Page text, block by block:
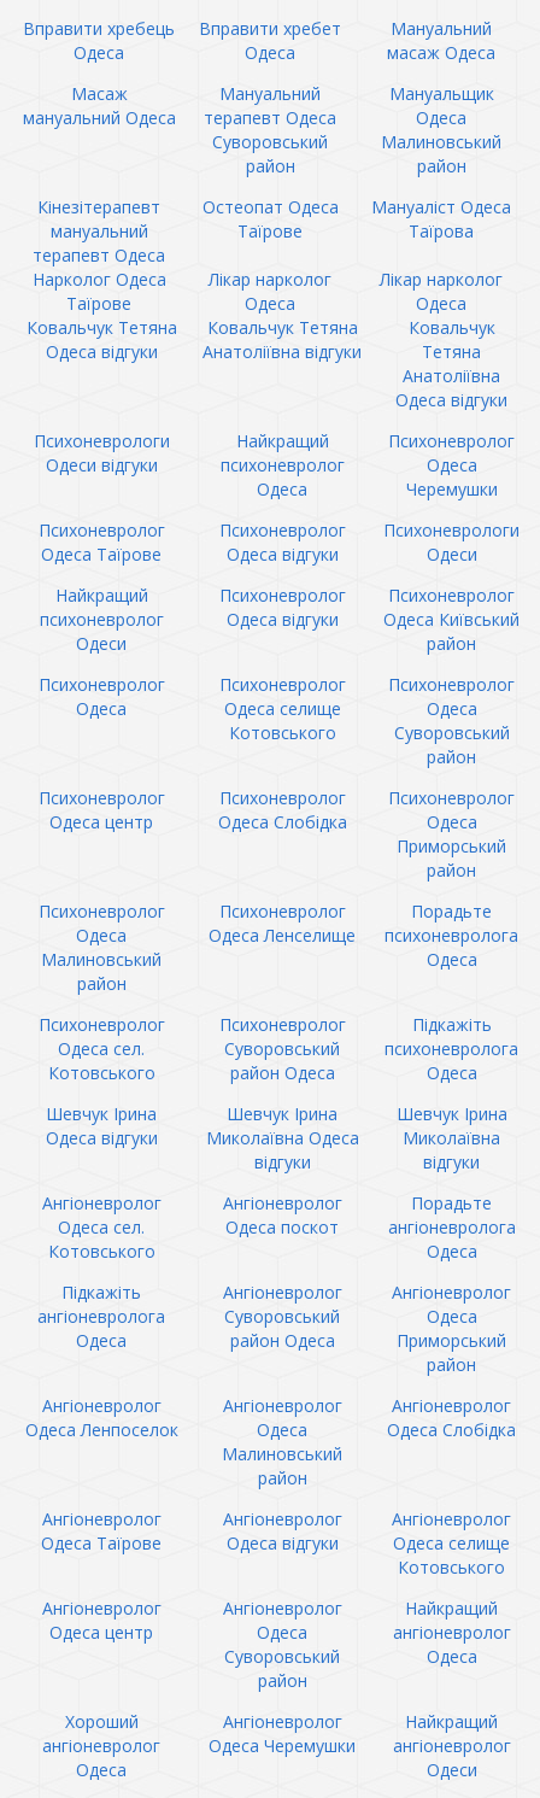
Вправити хребець
Одеса
Вправити хребет
Одеса
Мануальний
масаж Одеса
Масаж
мануальний Одеса
Мануальний
терапевт Одеса
Суворовський
район
Мануальщик
Одеса
Малиновський
район
Кінезітерапевт
мануальний
терапевт Одеса
Остеопат Одеса
Таїрове
Мануаліст Одеса
Таїрова
Нарколог Одеса
Таїрове
Лікар нарколог
Одеса
Лікар нарколог
Одеса
Ковальчук Тетяна
Одеса відгуки
Ковальчук Тетяна
Анатоліївна відгуки
Ковальчук
Тетяна
Анатоліївна
Одеса відгуки
Психоневрологи
Одеси відгуки
Найкращий
психоневролог
Одеса
Психоневролог
Одеса
Черемушки
Психоневролог
Одеса Таїрове
Психоневролог
Одеса відгуки
Психоневрологи
Одеси
Найкращий
психоневролог
Одеси
Психоневролог
Одеса відгуки
Психоневролог
Одеса Київський
район
Психоневролог
Одеса
Психоневролог
Одеса селище
Котовського
Психоневролог
Одеса
Суворовський
район
Психоневролог
Одеса центр
Психоневролог
Одеса Слобідка
Психоневролог
Одеса
Приморський
район
Психоневролог
Одеса
Малиновський
район
Психоневролог
Одеса Ленселище
Порадьте
психоневролога
Одеса
Психоневролог
Одеса сел.
Котовського
Психоневролог
Суворовський
район Одеса
Підкажіть
психоневролога
Одеса
Шевчук Ірина
Одеса відгуки
Шевчук Ірина
Миколаївна Одеса
відгуки
Шевчук Ірина
Миколаївна
відгуки
Ангіоневролог
Одеса сел.
Котовського
Ангіоневролог
Одеса поскот
Порадьте
ангіоневролога
Одеса
Підкажіть
ангіоневролога
Одеса
Ангіоневролог
Суворовський
район Одеса
Ангіоневролог
Одеса
Приморський
район
Ангіоневролог
Одеса Ленпоселок
Ангіоневролог
Одеса
Малиновський
район
Ангіоневролог
Одеса Слобідка
Ангіоневролог
Одеса Таїрове
Ангіоневролог
Одеса відгуки
Ангіоневролог
Одеса селище
Котовського
Ангіоневролог
Одеса центр
Ангіоневролог
Одеса
Суворовський
район
Найкращий
ангіоневролог
Одеса
Хороший
ангіоневролог
Одеса
Ангіоневролог
Одеса Черемушки
Найкращий
ангіоневролог
Одеси